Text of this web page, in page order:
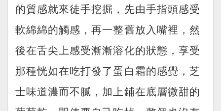
的質感就來徒手挖掘，先由手指頭感受
軟綿綿的觸感，再一整舊放入嘴裡，然
後在舌尖上感受漸漸溶化的狀態，享受
那種恍如在吃打發了蛋白霜的感覺，芝
士味道濃而不膩，加上鋪在底層微甜的